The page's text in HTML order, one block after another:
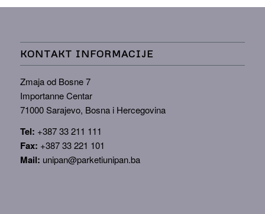
KONTAKT INFORMACIJE
Zmaja od Bosne 7
Importanne Centar
71000 Sarajevo, Bosna i Hercegovina
Tel: +387 33 211 111
Fax: +387 33 221 101
Mail: unipan@parketiunipan.ba